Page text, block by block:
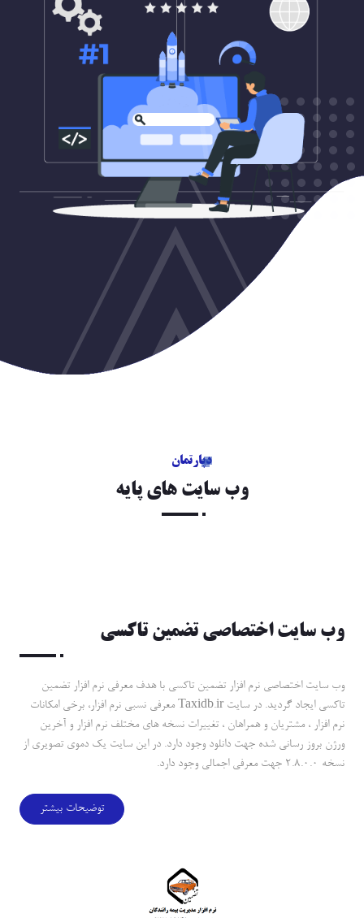
دپارتمان
وب سايت هاي پايه
وب سايت اختصاصي تضمين تاكسي
وب سايت اختصاصي نرم افزار تضمين تاكسي با هدف معرفي نرم افزار تضمين
تاكسي ايجاد گرديد. در سايت Taxidb.ir معرفي نسبي نرم افزار، برخي امكانات
نرم افزار ، مشتريان و همراهان ، تغييرات نسخه هاي مختلف نرم افزار و آخرين
ورژن بروز رساني شده جهت دانلود وجود دارد. در اين سايت يك دموي تصويري از
نسخه ۲.۸.۰.۰ جهت معرفي اجمالي وجود دارد.
توضیحات بیشتر